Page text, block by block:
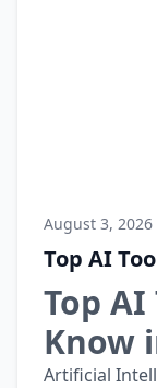
August 3, 2026
Top AI
Top AI
Know
Artificial